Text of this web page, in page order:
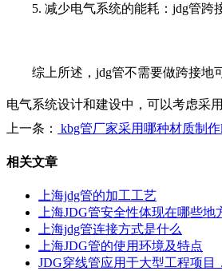
5. 减少电气系统的能耗：jdg管跨接
综上所述，jdg管不需要做跨接地可
电气系统设计和建设中，可以考虑采
上一条：
kbg管厂家采用哪种材质制作
相关文章
上海jdg管的加工工艺
上海JDG管安全性体现在哪些地
上海jdg管连接方式是什么
上海JDG管的使用环境及特点
JDG穿线管应用于大型工程项